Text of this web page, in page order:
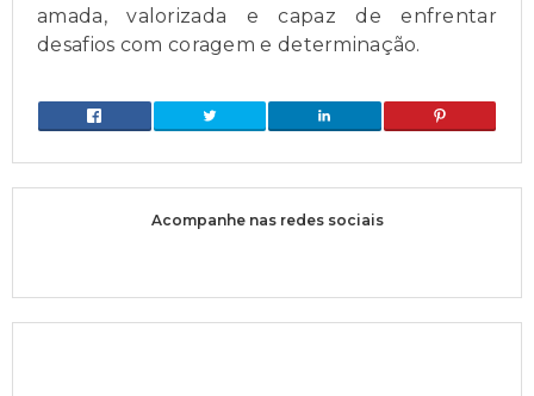
amada, valorizada e capaz de enfrentar
desafios com coragem e determinação.
Acompanhe nas redes sociais